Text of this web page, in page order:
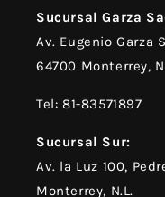
Sucursal Garza
Av. Eugenio Garza
64700 Monterrey,
Tel: 81-83571897
Sucursal Sur:
Av. la Luz 100,
Monterrey, N.L.